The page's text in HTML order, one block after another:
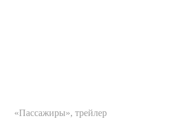
«Пассажиры», трейлер